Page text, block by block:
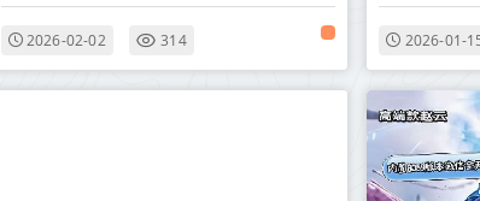
2026-02-02 314 2026-01-